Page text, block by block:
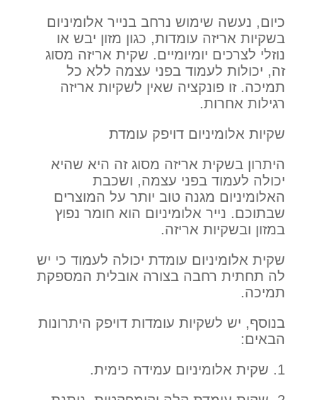
כיום, נעשה שימוש נרחב בנייר אלומיניום
בשקיות אריזה עומדות, כגון מזון יבש או
נוזלי לצרכים יומיומיים. שקית אריזה מסוג
זה, יכולות לעמוד בפני עצמה ללא כל
תמיכה. זו פונקציה שאין לשקיות אריזה
רגילות אחרות.
שקיות אלומיניום דויפק עומדת
היתרון בשקית אריזה מסוג זה היא שהיא
יכולה לעמוד בפני עצמה, ושכבת
האלומיניום מגנה טוב יותר על המוצרים
שבתוכם. נייר אלומיניום הוא חומר נפוץ
במזון ובשקיות אריזה.
שקית אלומיניום עומדת יכולה לעמוד כי יש
לה תחתית רחבה בצורה אובלית המספקת
תמיכה.
בנוסף, יש לשקיות עומדות דויפק היתרונות
הבאים:
1. שקית אלומיניום עמידה כימית.